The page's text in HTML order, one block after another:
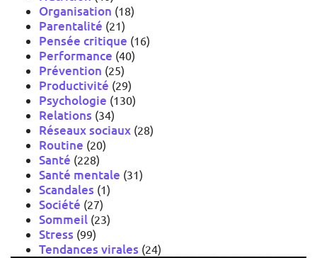
Organisation (18)
Parentalité (21)
Pensée critique (16)
Performance (40)
Prévention (25)
Productivité (29)
Psychologie (130)
Relations (34)
Réseaux sociaux (28)
Routine (20)
Santé (228)
Santé mentale (31)
Scandales (1)
Société (27)
Sommeil (23)
Stress (99)
Tendances virales (24)